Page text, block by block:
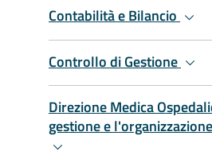
Contabilità e Bilancio
Controllo di Gestione
Direzione Medica
gestione e